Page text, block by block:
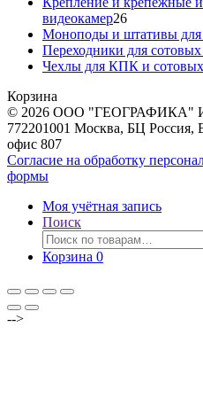
видеокамер2626
товаров
Моноподы и штативы для
Переходники для
Чехлы для КПК и
Корзина
© 2026 ООО "ГЕОГРАФИКА"
772201001 Москва, БЦ Россия,
офис 807
Согласие на обработку
формы
Моя учётная запись
Поиск
Искать:
Корзина 0
-->